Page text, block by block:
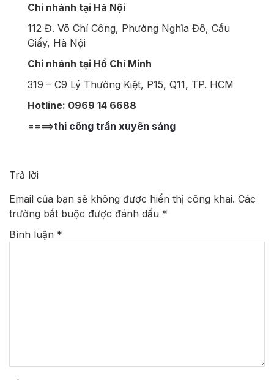
Chi nhánh tại Hà Nội
112 Đ. Võ Chí Công, Phường Nghĩa Đô, Cầu
Giấy, Hà Nội
Chi nhánh tại Hồ Chí Minh
319 – C9 Lý Thường Kiệt, P15, Q11, TP. HCM
Hotline: 0969 14 6688
====>thi công trần xuyên sáng
Trả lời
Email của bạn sẽ không được hiển thị công khai. Các
trường bắt buộc được đánh dấu *
Bình luận *